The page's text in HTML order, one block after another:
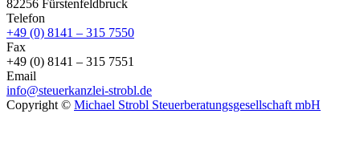
82256 Fürstenfeldbruck
Telefon
+49 (0) 8141 – 315 7550
Fax
+49 (0) 8141 – 315 7551
Email
info@steuerkanzlei-strobl.de
Copyright © Michael Strobl Steuerberatungsgesellschaft mbH